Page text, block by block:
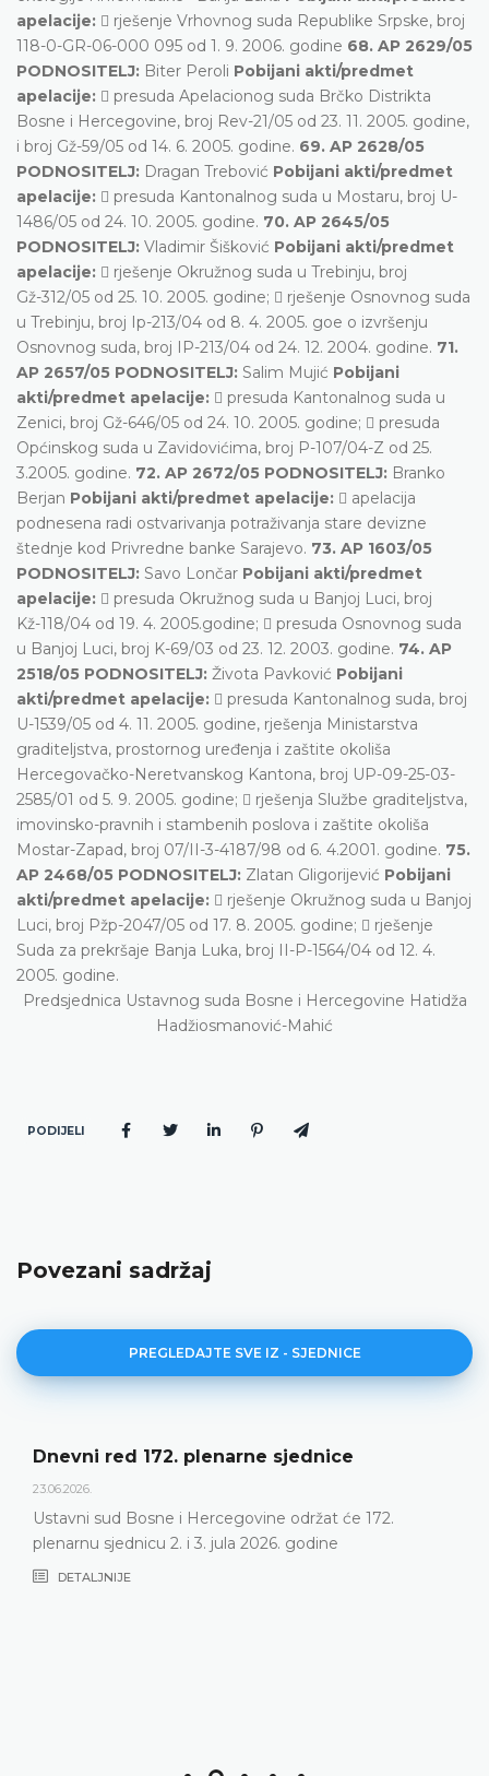
apelacije:  rješenje Vrhovnog suda Republike Srpske, broj
118-0-GR-06-000 095 od 1. 9. 2006. godine 68. AP 2629/05
PODNOSITELJ: Biter Peroli Pobijani akti/predmet
apelacije:  presuda Apelacionog suda Brčko Distrikta
Bosne i Hercegovine, broj Rev-21/05 od 23. 11. 2005. godine,
i broj Gž-59/05 od 14. 6. 2005. godine. 69. AP 2628/05
PODNOSITELJ: Dragan Trebović Pobijani akti/predmet
apelacije:  presuda Kantonalnog suda u Mostaru, broj U-
1486/05 od 24. 10. 2005. godine. 70. AP 2645/05
PODNOSITELJ: Vladimir Šišković Pobijani akti/predmet
apelacije:  rješenje Okružnog suda u Trebinju, broj
Gž-312/05 od 25. 10. 2005. godine;  rješenje Osnovnog suda
u Trebinju, broj Ip-213/04 od 8. 4. 2005. goe o izvršenju
Osnovnog suda, broj IP-213/04 od 24. 12. 2004. godine. 71.
AP 2657/05 PODNOSITELJ: Salim Mujić Pobijani
akti/predmet apelacije:  presuda Kantonalnog suda u
Zenici, broj Gž-646/05 od 24. 10. 2005. godine;  presuda
Općinskog suda u Zavidovićima, broj P-107/04-Z od 25.
3.2005. godine. 72. AP 2672/05 PODNOSITELJ: Branko
Berjan Pobijani akti/predmet apelacije:  apelacija
podnesena radi ostvarivanja potraživanja stare devizne
štednje kod Privredne banke Sarajevo. 73. AP 1603/05
PODNOSITELJ: Savo Lončar Pobijani akti/predmet
apelacije:  presuda Okružnog suda u Banjoj Luci, broj
Kž-118/04 od 19. 4. 2005.godine;  presuda Osnovnog suda
u Banjoj Luci, broj K-69/03 od 23. 12. 2003. godine. 74. AP
2518/05 PODNOSITELJ: Života Pavković Pobijani
akti/predmet apelacije:  presuda Kantonalnog suda, broj
U-1539/05 od 4. 11. 2005. godine, rješenja Ministarstva
graditeljstva, prostornog uređenja i zaštite okoliša
Hercegovačko-Neretvanskog Kantona, broj UP-09-25-03-
2585/01 od 5. 9. 2005. godine;  rješenja Službe graditeljstva,
imovinsko-pravnih i stambenih poslova i zaštite okoliša
Mostar-Zapad, broj 07/II-3-4187/98 od 6. 4.2001. godine. 75.
AP 2468/05 PODNOSITELJ: Zlatan Gligorijević Pobijani
akti/predmet apelacije:  rješenje Okružnog suda u Banjoj
Luci, broj Pžp-2047/05 od 17. 8. 2005. godine;  rješenje
Suda za prekršaje Banja Luka, broj II-P-1564/04 od 12. 4.
2005. godine.
Predsjednica Ustavnog suda Bosne i Hercegovine Hatidža
Hadžiosmanović-Mahić
PODIJELI
Povezani sadržaj
PREGLEDAJTE SVE IZ - SJEDNICE
Dnevni red 172. plenarne sjednice
23.06.2026.
Ustavni sud Bosne i Hercegovine održat će 172.
plenarnu sjednicu 2. i 3. jula 2026. godine
DETALJNIJE